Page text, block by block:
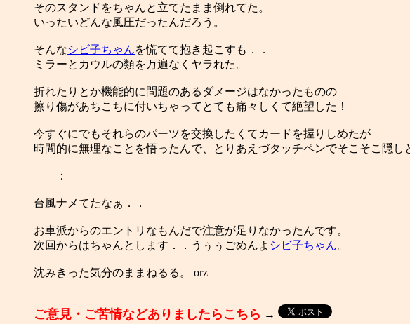
そのスタンドをちゃんと立てたまま倒れてた。
いったいどんな風圧だったんだろう。
そんなシビ子ちゃんを慌てて抱き起こすも．．
ミラーとカウルの類を万遍なくヤラれた。
折れたりとか機能的に問題のあるダメージはなかったものの
擦り傷があちこちに付いちゃってとても痛々しくて絶望した！
今すぐにでもそれらのパーツを交換したくてカードを握りしめたが
時間的に無理なことを悟ったんで、とりあえづタッチペンでそこそこ隠し
：
台風ナメてたなぁ．．
お車派からのエントリなもんだで注意が足りなかったんです。
次回からはちゃんとします．．うぅぅごめんよ シビ子ちゃん。
沈みきった気分のままねるる。 orz
ご意見・ご苦情などありましたらこちら →